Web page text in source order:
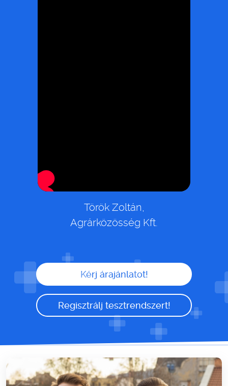
Török Zoltán,
Agrárközösség Kft.
Kérj árajánlatot!
Regisztrálj tesztrendszert!